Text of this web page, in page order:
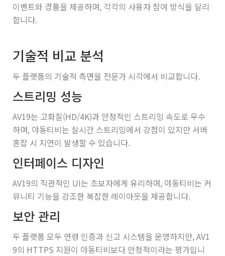
이벤트와 경품을 제공하며, 각각의 사용자 참여 방식을 달리
합니다.
기술적 비교 분석
두 플랫폼의 기술적 측면을 전문가 시각에서 비교합니다.
스트리밍 성능
AV19는 고화질(HD/4K)과 안정적인 스트리밍 속도로 우수
하며, 야동티비는 실시간 스트리밍에서 강점이 있지만 서버
혼잡 시 지연이 발생할 수 있습니다.
인터페이스 디자인
AV19의 직관적인 UI는 초보자에게 유리하며, 야동티비는 커
뮤니티 기능을 강조한 복잡한 레이아웃을 제공합니다.
보안 관리
두 플랫폼 모두 연령 인증과 신고 시스템을 운영하지만, AV1
9의 HTTPS 지원이 야동티비보다 안정적이라는 평가입니